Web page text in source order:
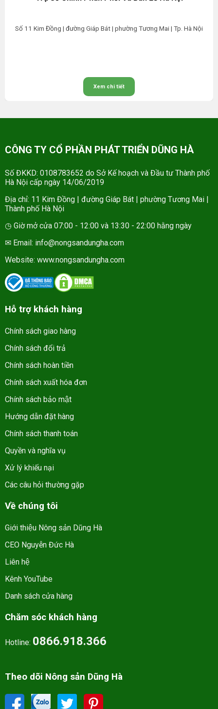
Số 11 Kim Đồng | đường Giáp Bát | phường Tương Mai | Tp. Hà Nội
Xem chi tiết
CÔNG TY CỔ PHẦN PHÁT TRIỂN DŨNG HÀ
Số ĐKKD: 0108783652 do Sở Kế hoạch và Đầu tư Thành phố
Hà Nội cấp ngày 14/06/2019
Địa chỉ: 11 Kim Đồng | đường Giáp Bát | phường Tương Mai |
Thành phố Hà Nội
◷ Giờ mở cửa 07:00 - 12:00 và 13:30 - 22:00 hằng ngày
✉ Email: info@nongsandungha.com
Website: www.nongsandungha.com
Hỗ trợ khách hàng
Chính sách giao hàng
Chính sách đổi trả
Chính sách hoàn tiền
Chính sách xuất hóa đơn
Chính sách bảo mật
Hướng dẫn đặt hàng
Chính sách thanh toán
Quyền và nghĩa vụ
Xử lý khiếu nại
Các câu hỏi thường gặp
Về chúng tôi
Giới thiệu Nông sản Dũng Hà
CEO Nguyễn Đức Hà
Liên hệ
Kênh YouTube
Danh sách cửa hàng
Chăm sóc khách hàng
Hotline: 0866.918.366
Theo dõi Nông sản Dũng Hà